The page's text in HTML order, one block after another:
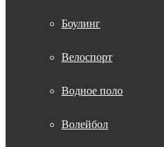
Боулинг
Велоспорт
Водное поло
Волейбол